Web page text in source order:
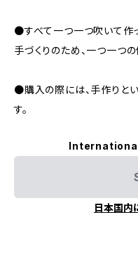
●すべて一つ一つ吹いて作っ
手づくりのため、一つ一つ
●購入の際には、手作りと
す。
日本国内